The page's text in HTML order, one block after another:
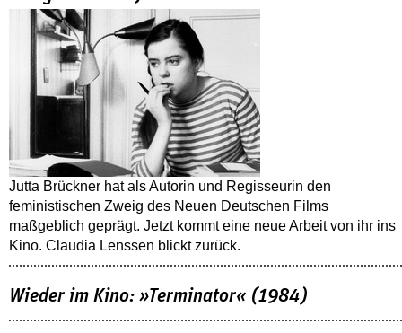
Jutta Brückner hat als Autorin und Regisseurin den
feministischen Zweig des Neuen Deutschen Films
maßgeblich geprägt. Jetzt kommt eine neue Arbeit von ihr ins
Kino. Claudia Lenssen blickt zurück.
Wieder im Kino: »Terminator« (1984)